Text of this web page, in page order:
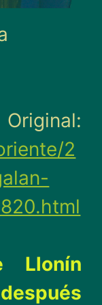
2
Llonín